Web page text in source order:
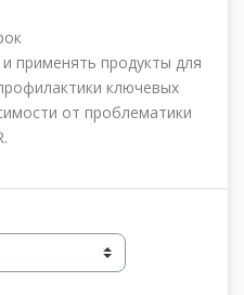
применять продукты для
ключевых
от проблематики